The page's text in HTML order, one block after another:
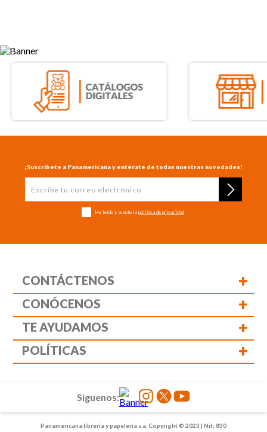
¡Suscríbete a Panamericana y entérate de todas nuestras novedades!
He leído y acepto la política de privacidad
CONTÁCTENOS +
CONÓCENOS +
TE AYUDAMOS +
POLÍTICAS +
Panamericana librería y papelería s.a. Copyright © 2023 | Nit: 830
Siguenos: